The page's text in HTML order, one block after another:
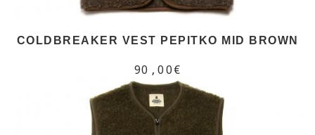
COLDBREAKER VEST PEPITKO MID BROWN
90,00€